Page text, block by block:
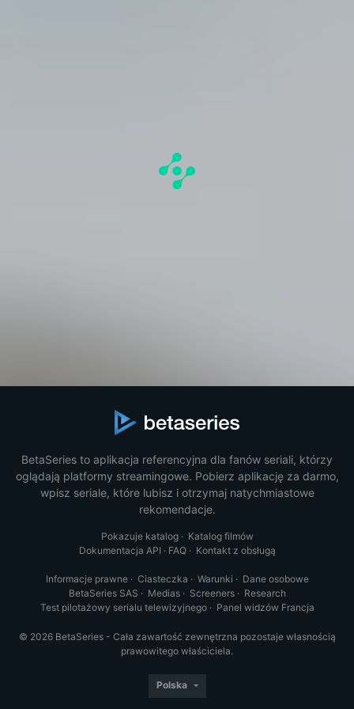
BetaSeries to aplikacja referencyjna dla fanów seriali, którzy
oglądają platformy streamingowe. Pobierz aplikację za darmo,
wpisz seriale, które lubisz i otrzymaj natychmiastowe
rekomendacje.
Pokazuje katalog· Katalog filmów
Dokumentacja API · FAQ· Kontakt z obsługą
Informacje prawne· Ciasteczka · Warunki · Dane osobowe
BetaSeries SAS · Medias· Screeners· Research
Test pilotażowy serialu telewizyjnego· Panel widzów Francja
© 2026 BetaSeries - Cała zawartość zewnętrzna pozostaje własnością
prawowitego właściciela.
Polska